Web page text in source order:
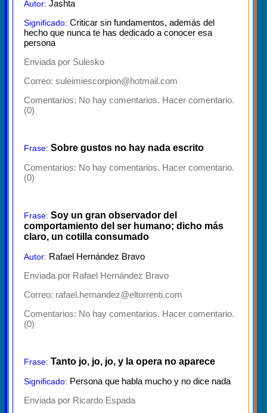
Autor: Jashta
Significado: Criticar sin fundamentos, además del
hecho que nunca te has dedicado a conocer esa
persona
Enviada por Sulesko
Correo: suleimiescorpion@hotmail.com
Comentarios: No hay comentarios. Hacer comentario.
(0)
Frase: Sobre gustos no hay nada escrito
Comentarios: No hay comentarios. Hacer comentario.
(0)
Frase: Soy un gran observador del
comportamiento del ser humano; dicho más
claro, un cotilla consumado
Autor: Rafael Hernández Bravo
Enviada por Rafael Hernández Bravo
Correo: rafael.hernandez@eltorrenti.com
Comentarios: No hay comentarios. Hacer comentario.
(0)
Frase: Tanto jo, jo, jo, y la opera no aparece
Significado: Persona que habla mucho y no dice nada
Enviada por Ricardo Espada